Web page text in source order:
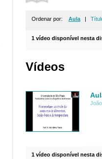
Ordenar por: Aula |
1 vídeo disponível nesta
Vídeos
1 vídeo disponível nesta